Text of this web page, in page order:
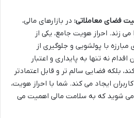
فضای معاملاتی: در بازارهای مالی،
زند. احراز هویت جامع، یکی از
مبارزه با پولشویی و جلوگیری از
نه تنها به پایداری و اعتبار
بلکه فضایی سالم تر و قابل اعتمادتر
ایجاد می کند. شما با احراز هویت،
شوید که به سلامت مالی اهمیت می